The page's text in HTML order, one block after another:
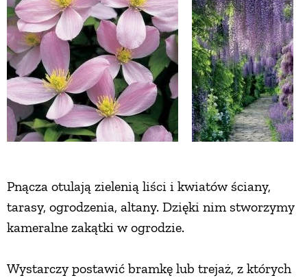
Pnącza otulają zielenią liści i kwiatów ściany,
tarasy, ogrodzenia, altany. Dzięki nim stworzymy
kameralne zakątki w ogrodzie.
Wystarczy postawić bramkę lub trejaż, z których
GRZYBY
KRAJOBRAZ
RĘKODZIEŁO
ZWYCZAJE